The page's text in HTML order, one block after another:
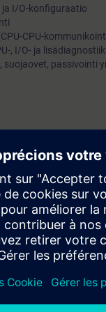
ja I/O-konfiguraatio
CPU-
, I/O- ja
suojaovet, passivointi
tuntemus.
sähköisessä
erilliseen
pelkkä koe.